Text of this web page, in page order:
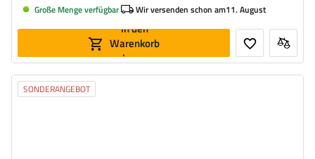
Große Menge verfügbar Wir versenden schon am11. August
In den
Warenkorb
legen
SONDERANGEBOT